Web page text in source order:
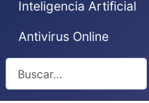
Inteligencia Artificial
Antivirus Online